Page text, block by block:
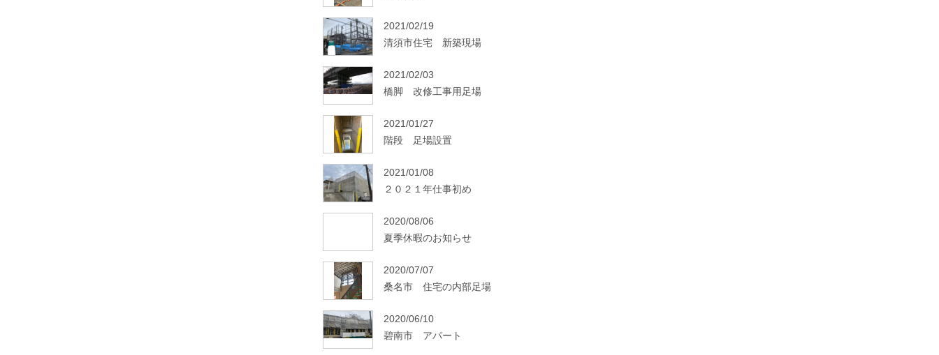
2021/02/19
清須市住宅 新築現場
2021/02/03
橋脚 改修工事用足場
2021/01/27
階段 足場設置
2021/01/08
２０２１年仕事初め
2020/08/06
夏季休暇のお知らせ
2020/07/07
桑名市 住宅の内部足場
2020/06/10
碧南市 アパート